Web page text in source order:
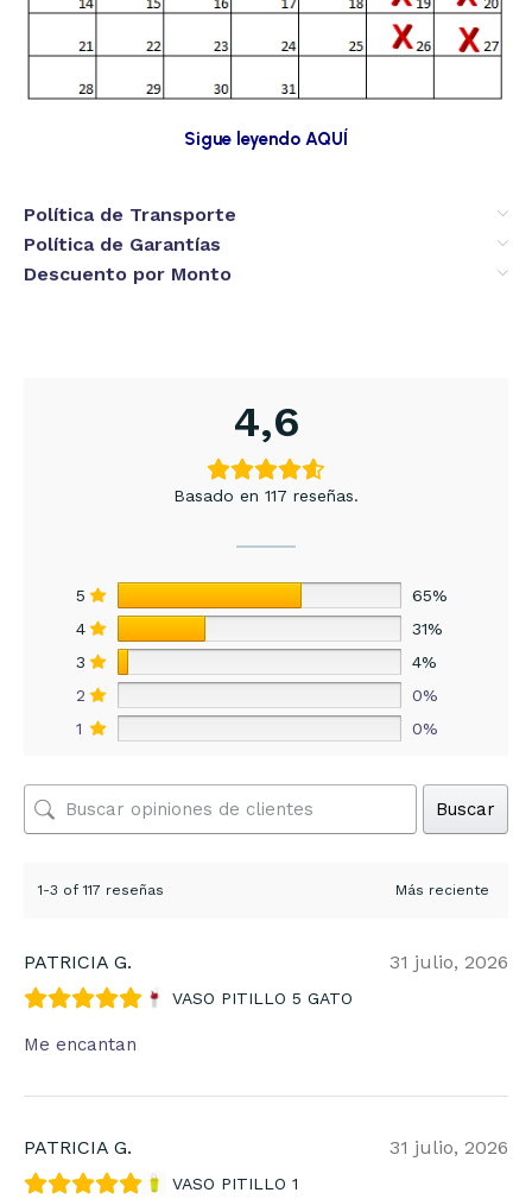
Sigue leyendo AQUÍ
Política de Transporte
Política de Garantías
Descuento por Monto
4,6
Basado en 117 reseñas.
5
65%
4
31%
3
4%
2
0%
1
0%
Buscar
1-3 of 117 reseñas
PATRICIA G. 31 julio, 2026
VASO PITILLO 5 GATO
Me encantan
PATRICIA G. 31 julio, 2026
VASO PITILLO 1